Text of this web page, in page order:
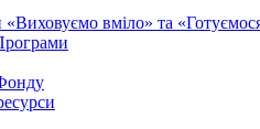
вміло» та